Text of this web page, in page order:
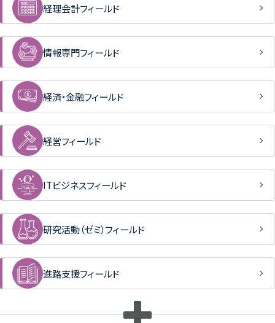
経理会計フィールド
情報専門フィールド
経済・金融フィールド
経営フィールド
ITビジネスフィールド
研究活動（ゼミ）フィールド
進路支援フィールド